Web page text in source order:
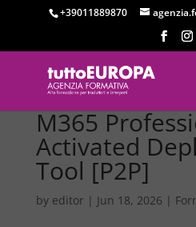
+39011889870
M365
Activated
Tool [P2P]
by editor | Jun 18, 2026 |